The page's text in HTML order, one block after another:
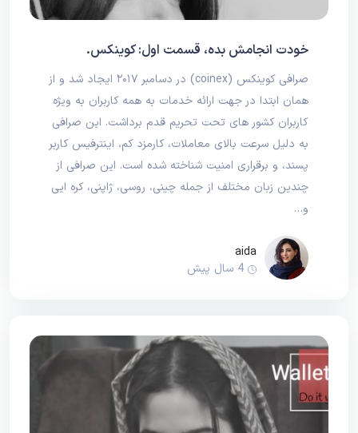
خودت انجامش بده، قسمت اول: کوینکس.
صرافی کوینکس (coinex) در دسامبر ۲۰۱۷ ایجاد شد و از
همان ابتدا در جهت ارائه خدمات به همه کاربران به ویژه
کاربران کشور های تحت تحریم قدم برداشت. این صرافی
به دلیل سرعت بالای معاملات، کارمزد کم، اینترفیس کاربر
پسند، و برقراری امنیت شناخته شده است. این صرافی از
چندین زبان مختلف از جمله چینی، روسی، ژاپنی، کره ایی
و…
aida
4 سال پیش